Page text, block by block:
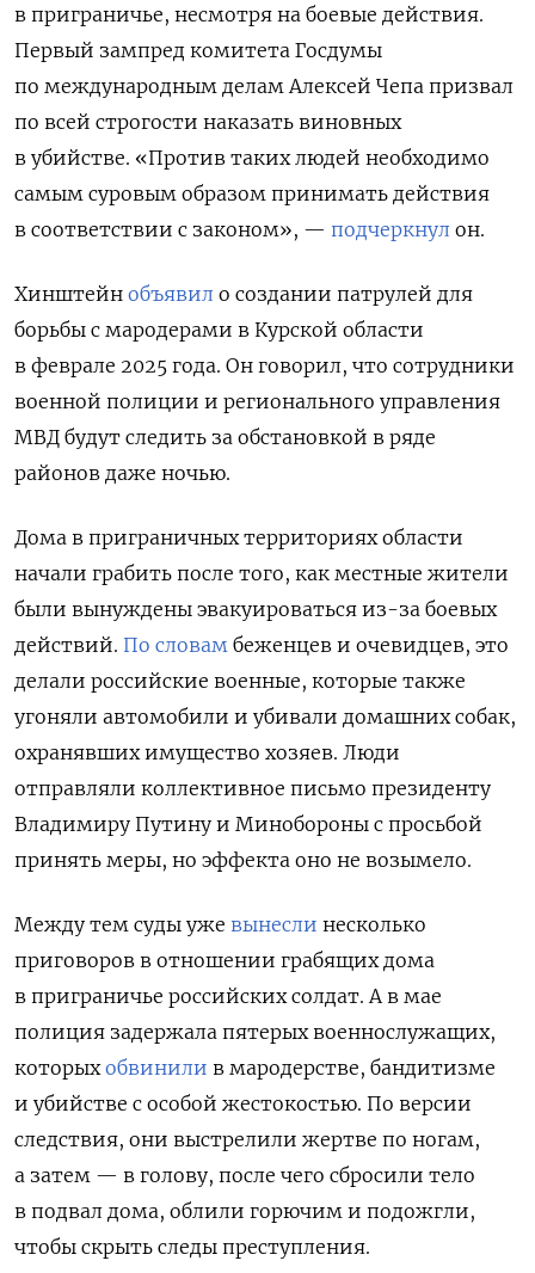
в приграничье, несмотря на боевые действия.
Первый зампред комитета Госдумы
по международным делам Алексей Чепа призвал
по всей строгости наказать виновных
в убийстве. «Против таких людей необходимо
самым суровым образом принимать действия
в соответствии с законом», — подчеркнул он.
Хинштейн объявил о создании патрулей для
борьбы с мародерами в Курской области
в феврале 2025 года. Он говорил, что сотрудники
военной полиции и регионального управления
МВД будут следить за обстановкой в ряде
районов даже ночью.
Дома в приграничных территориях области
начали грабить после того, как местные жители
были вынуждены эвакуироваться из-за боевых
действий. По словам беженцев и очевидцев, это
делали российские военные, которые также
угоняли автомобили и убивали домашних собак,
охранявших имущество хозяев. Люди
отправляли коллективное письмо президенту
Владимиру Путину и Минобороны с просьбой
принять меры, но эффекта оно не возымело.
Между тем суды уже вынесли несколько
приговоров в отношении грабящих дома
в приграничье российских солдат. А в мае
полиция задержала пятерых военнослужащих,
которыхобвинили в мародерстве, бандитизме
и убийстве с особой жестокостью. По версии
следствия, они выстрелили жертве по ногам,
а затем — в голову, после чего сбросили тело
в подвал дома, облили горючим и подожгли,
чтобы скрыть следы преступления.